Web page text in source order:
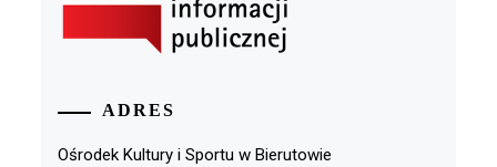
ADRES
Ośrodek Kultury i Sportu w Bierutowie